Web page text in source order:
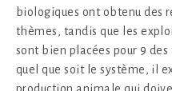
biologiques ont obtenu des
thèmes, tandis que les
sont bien placées pour 9
quel que soit le système, il